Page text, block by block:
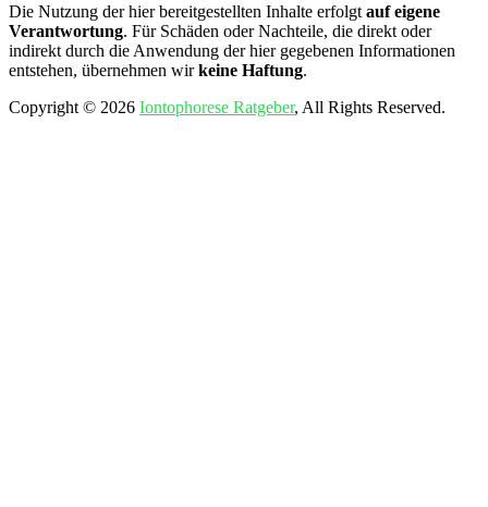
Die Nutzung der hier bereitgestellten Inhalte erfolgt auf eigene
Verantwortung. Für Schäden oder Nachteile, die direkt oder
indirekt durch die Anwendung der hier gegebenen Informationen
entstehen, übernehmen wirkeine Haftung.
Copyright © 2026 Iontophorese Ratgeber, All Rights Reserved.